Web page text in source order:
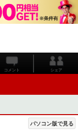
コメント シェア
パソコン版で見る